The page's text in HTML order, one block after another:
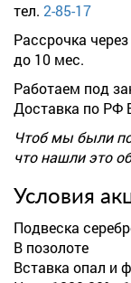
тел. 2-85-17
Рассрочка
до 10 мес.
Работаем под
Доставка по РФ
Чтоб мы были
что нашли это
Условия
Подвеска
В позолоте
Вставка опал и